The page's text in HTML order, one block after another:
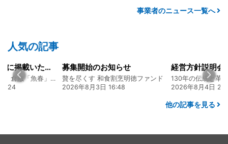
事業者のニュース一覧へ
人気の記事
知らせ
割烹明徳ファンド
130年の伝統と革新 ヤマタカ醤油ファンド
2026年8月4日 20:00
2026年7月22日
他の記事を見る